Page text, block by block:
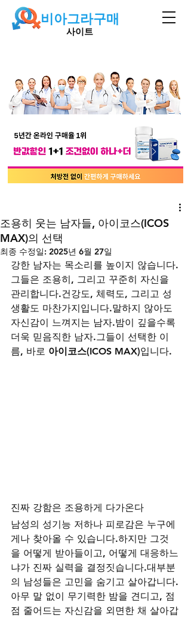
비아그라구매
사이트
조용히 웃는 남자들, 아이코스(ICOS
MAX)의 선택
최종 수정일: 2025년 6월 27일
강한 남자는 목소리를 높이지 않습니다.
그들은 조용히, 그리고 꾸준히 자신을
관리합니다.건강도, 체력도, 그리고 성
생활도 마찬가지입니다.말하지 않아도
자신감이 느껴지는 남자.밤이 깊을수록
더욱 믿음직한 남자.그들이 선택한 이
름, 바로 아이코스(ICOS MAX)입니다.
진짜 강함은 조용하게 다가온다
남성의 성기능 저하나 피로감은 누구에
게나 찾아올 수 있습니다.하지만 그것
을 어떻게 받아들이고, 어떻게 대응하느
냐가 진짜 실력을 결정짓습니다.대부분
의 남성들은 고민을 숨기고 살아갑니다.
아무 말 없이 무기력한 밤을 견디고, 점
점 줄어드는 자신감을 외면한 채 살아갑